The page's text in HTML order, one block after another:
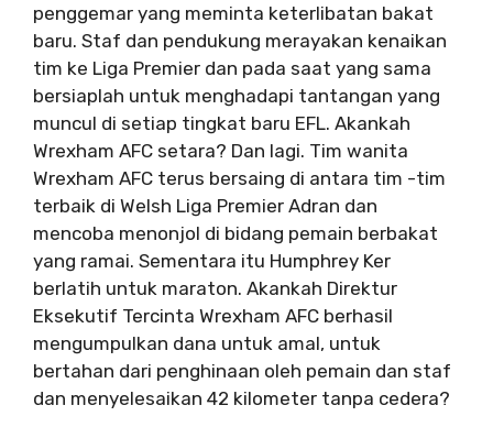
penggemar yang meminta keterlibatan bakat
baru. Staf dan pendukung merayakan kenaikan
tim ke Liga Premier dan pada saat yang sama
bersiaplah untuk menghadapi tantangan yang
muncul di setiap tingkat baru EFL. Akankah
Wrexham AFC setara? Dan lagi. Tim wanita
Wrexham AFC terus bersaing di antara tim -tim
terbaik di Welsh Liga Premier Adran dan
mencoba menonjol di bidang pemain berbakat
yang ramai. Sementara itu Humphrey Ker
berlatih untuk maraton. Akankah Direktur
Eksekutif Tercinta Wrexham AFC berhasil
mengumpulkan dana untuk amal, untuk
bertahan dari penghinaan oleh pemain dan staf
dan menyelesaikan 42 kilometer tanpa cedera?